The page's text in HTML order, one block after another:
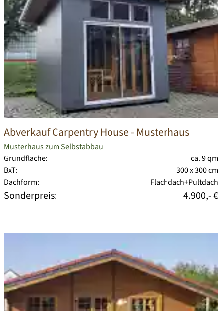
Abverkauf Carpentry House- Musterhaus
Musterhaus zum Selbstabbau
Grundfläche:
ca. 9 qm
BxT:
300 x 300 cm
Dachform:
Flachdach+Pultdach
Sonderpreis: 4.900,- €